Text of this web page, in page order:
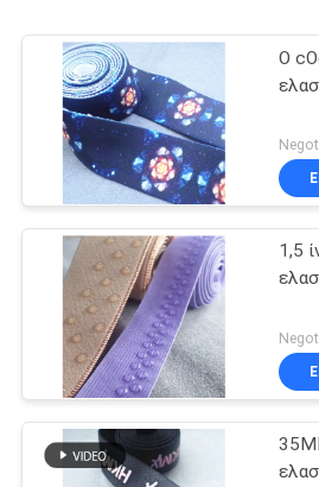
Ο
1,5